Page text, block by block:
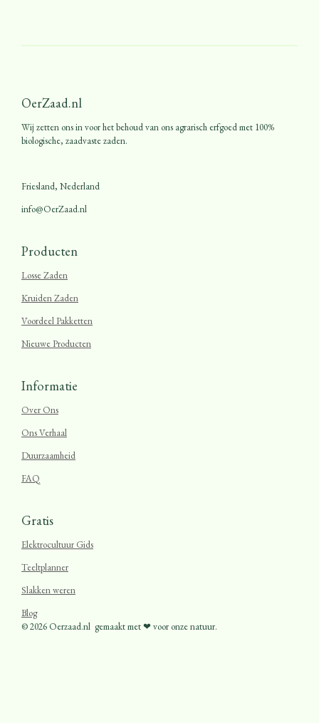
OerZaad.nl
Wij zetten ons in voor het behoud van ons agrarisch erfgoed met 100%
biologische, zaadvaste zaden.
Friesland, Nederland
info@OerZaad.nl
Producten
Losse Zaden
Kruiden Zaden
Voordeel Pakketten
Nieuwe Producten
Informatie
Over Ons
Ons Verhaal
Duurzaamheid
FAQ
Gratis
Elektrocultuur Gids
Teeltplanner
Slakken weren
Blog
© 2026 Oerzaad.nl gemaakt met ❤ voor onze natuur.